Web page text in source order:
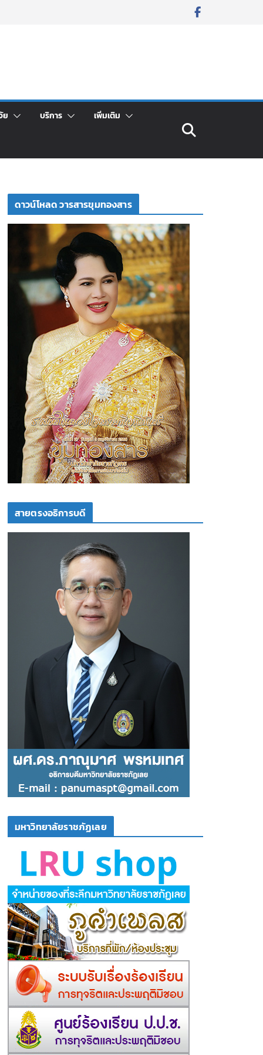
ย บริการ เพิ่มเติม
ดาวน์โหลด วารสารขุมทองสาร
สายตรงอธิการบดี
มหาวิทยาลัยราชภัฏเลย